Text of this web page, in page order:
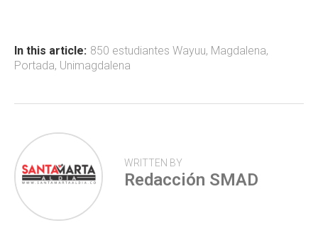
ok p
p
tir
In this article: 850 estudiantes Wayuu, Magdalena,
Portada, Unimagdalena
WRITTEN BY
Redacción SMAD